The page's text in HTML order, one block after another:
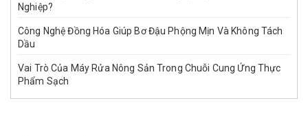
Nghiệp?
Công Nghệ Đồng Hóa Giúp Bơ Đậu Phộng Mịn Và Không Tách
Dầu
Vai Trò Của Máy Rửa Nông Sản Trong Chuỗi Cung Ứng Thực
Phẩm Sạch